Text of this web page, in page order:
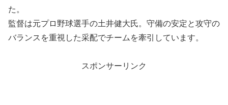
た。
監督は元プロ野球選手の土井健大氏。守備の安定と攻守の
バランスを重視した采配でチームを牽引しています。
スポンサーリンク